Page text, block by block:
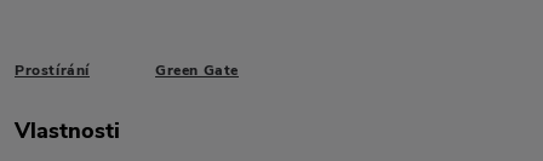
Prostírání Green Gate
Vlastnosti